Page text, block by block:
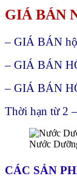
GIÁ BÁN
– GIÁ BÁN
– GIÁ BÁN
– GIÁ BÁN
Thời hạn từ 2
Nước
CÁC SẢN